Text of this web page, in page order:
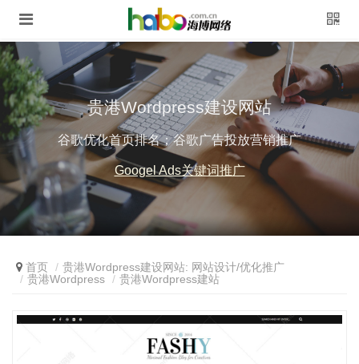
贵港Wordpress建设网站
谷歌优化首页排名；谷歌广告投放营销推广
Googel Ads关键词推广
首页
贵港Wordpress建设网站: 网站设计/优化推广
贵港Wordpress
贵港Wordpress建站